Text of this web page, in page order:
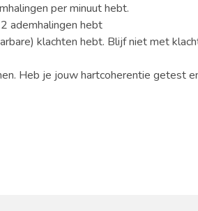
per minuut hebt.
ademhalingen hebt
klachten hebt. Blijf niet met
Heb je jouw hartcoherentie getest